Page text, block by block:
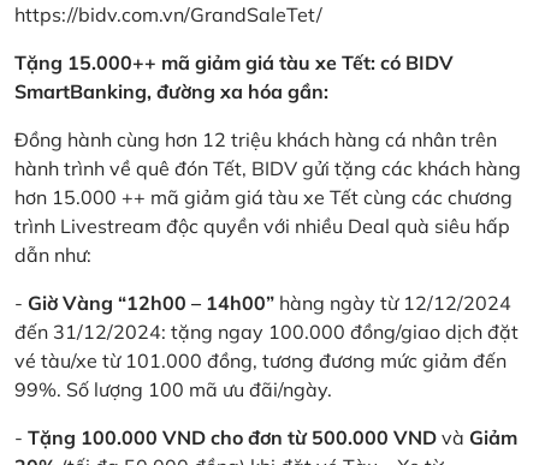
https://bidv.com.vn/GrandSaleTet/
Tặng 15.000++ mã giảm giá tàu xe Tết: có BIDV
SmartBanking, đường xa hóa gần:
Đồng hành cùng hơn 12 triệu khách hàng cá nhân trên
hành trình về quê đón Tết, BIDV gửi tặng các khách hàng
hơn 15.000 ++ mã giảm giá tàu xe Tết cùng các chương
trình Livestream độc quyền với nhiều Deal quà siêu hấp
dẫn như:
- Giờ Vàng “12h00 – 14h00” hàng ngày từ 12/12/2024
đến 31/12/2024: tặng ngay 100.000 đồng/giao dịch đặt
vé tàu/xe từ 101.000 đồng, tương đương mức giảm đến
99%. Số lượng 100 mã ưu đãi/ngày.
- Tặng 100.000 VND cho đơn từ 500.000 VND và Giảm